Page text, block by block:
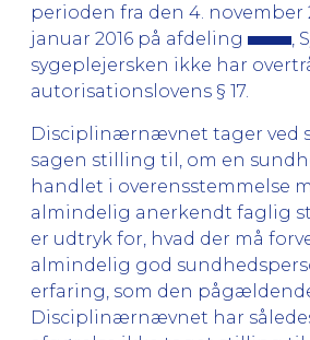
perioden fra den 4. november
januar 2016 på afdeling
,
sygeplejersken ikke har
autorisationslovens § 17.
Disciplinærnævnet tager ved
sagen stilling til, om en
handlet i overensstemmelse
almindelig anerkendt faglig
er udtryk for, hvad der må
almindelig god
erfaring, som den
Disciplinærnævnet har